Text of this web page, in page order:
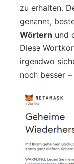
zu erhalten.
genannt,
Wörtern und
Diese
irgendwo
noch besser